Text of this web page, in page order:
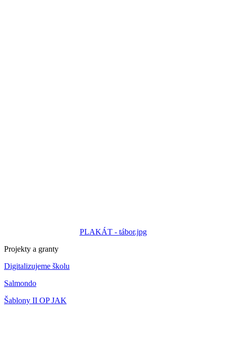
PLAKÁT - tábor.jpg
Projekty a granty
Digitalizujeme školu
Salmondo
Šablony II OP JAK